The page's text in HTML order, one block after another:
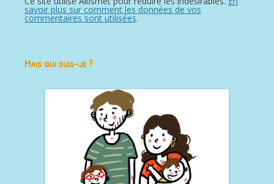
savoir plus sur comment les données de vos
commentaires sont utilisées.
Mais qui suis-je ?